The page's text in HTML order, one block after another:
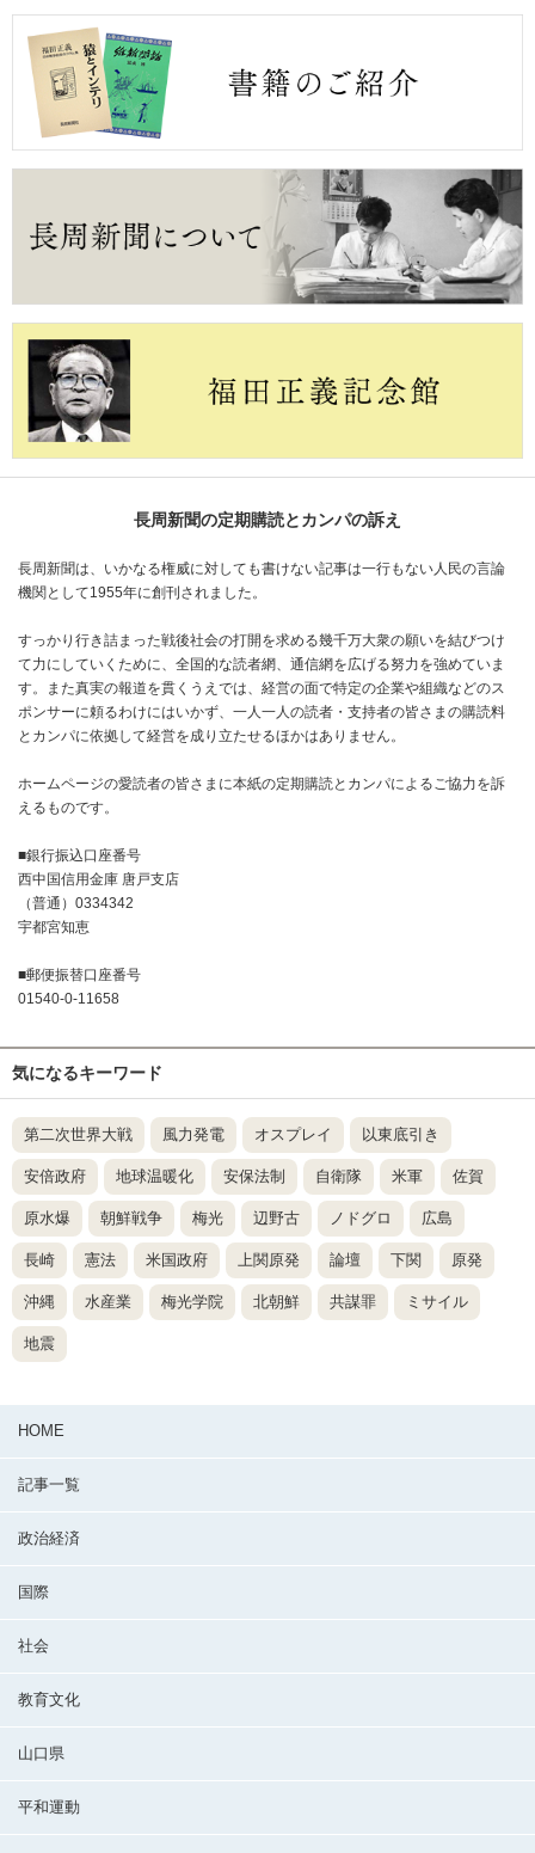
長周新聞の定期購読とカンパの訴え
長周新聞は、いかなる権威に対しても書けない記事は一行もない人民の言論
機関として1955年に創刊されました。
すっかり行き詰まった戦後社会の打開を求める幾千万大衆の願いを結びつけ
て力にしていくために、全国的な読者網、通信網を広げる努力を強めていま
す。また真実の報道を貫くうえでは、経営の面で特定の企業や組織などのス
ポンサーに頼るわけにはいかず、一人一人の読者・支持者の皆さまの購読料
とカンパに依拠して経営を成り立たせるほかはありません。
ホームページの愛読者の皆さまに本紙の定期購読とカンパによるご協力を訴
えるものです。
■銀行振込口座番号
西中国信用金庫 唐戸支店
（普通）0334342
宇都宮知恵
■郵便振替口座番号
01540-0-11658
気になるキーワード
第二次世界大戦 風力発電 オスプレイ 以東底引き
安倍政府 地球温暖化 安保法制 自衛隊 米軍 佐賀
原水爆 朝鮮戦争 梅光 辺野古 ノドグロ 広島
長崎 憲法 米国政府 上関原発 論壇 下関 原発
沖縄 水産業 梅光学院 北朝鮮 共謀罪 ミサイル
地震
HOME
記事一覧
政治経済
国際
社会
教育文化
山口県
平和運動